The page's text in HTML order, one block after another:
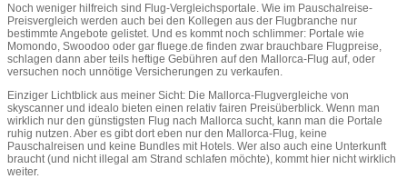
Noch weniger hilfreich sind Flug-Vergleichsportale. Wie im Pauschalreise-
Preisvergleich werden auch bei den Kollegen aus der Flugbranche nur
bestimmte Angebote gelistet. Und es kommt noch schlimmer: Portale wie
Momondo, Swoodoo oder gar fluege.de finden zwar brauchbare Flugpreise,
schlagen dann aber teils heftige Gebühren auf den Mallorca-Flug auf, oder
versuchen noch unnötige Versicherungen zu verkaufen.
Einziger Lichtblick aus meiner Sicht: Die Mallorca-Flugvergleiche von
skyscanner und idealo bieten einen relativ fairen Preisüberblick. Wenn man
wirklich nur den günstigsten Flug nach Mallorca sucht, kann man die Portale
ruhig nutzen. Aber es gibt dort eben nur den Mallorca-Flug, keine
Pauschalreisen und keine Bundles mit Hotels. Wer also auch eine Unterkunft
braucht (und nicht illegal am Strand schlafen möchte), kommt hier nicht wirklich
weiter.